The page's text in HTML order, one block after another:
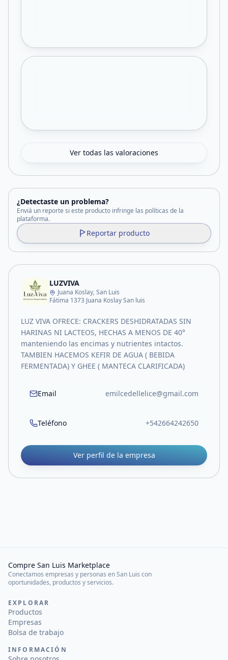
Ver todas las valoraciones
¿Detectaste un problema?
Enviá un reporte si este producto infringe las políticas de la
plataforma.
Reportar producto
LUZVIVA
Juana Koslay, San Luis
Fátima 1373 Juana Koslay San luis
LUZ VIVA OFRECE: CRACKERS DESHIDRATADAS SIN
HARINAS NI LACTEOS, HECHAS A MENOS DE 40°
manteniendo las encimas y nutrientes intactos.
TAMBIEN HACEMOS KEFIR DE AGUA ( BEBIDA
FERMENTADA) Y GHEE ( MANTECA CLARIFICADA)
Email emilcedellelice@gmail.com
Teléfono +542664242650
Ver perfil de la empresa
Compre San Luis Marketplace
Conectamos empresas y personas en San Luis con
oportunidades, productos y servicios.
EXPLORAR
Productos
Empresas
Bolsa de trabajo
INFORMACIÓN